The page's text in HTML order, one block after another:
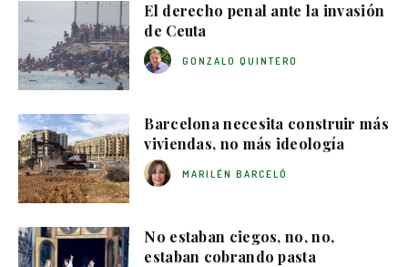
El derecho penal ante la invasión
de Ceuta
GONZALO QUINTERO
Barcelona necesita construir más
viviendas, no más ideología
MARILÉN BARCELÓ
No estaban ciegos, no, no,
estaban cobrando pasta